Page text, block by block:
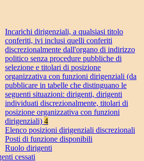
Incarichi dirigenziali, a qualsiasi titolo
conferiti, ivi inclusi quelli conferiti
discrezionalmente dall'organo di indirizzo
politico senza procedure pubbliche di
selezione e titolari di posizione
organizzativa con funzioni dirigenziali (da
pubblicare in tabelle che distinguano le
seguenti situazioni: dirigenti, dirigenti
individuati discrezionalmente, titolari di
posizione organizzativa con funzioni
dirigenziali) 4
Elenco posizioni dirigenziali discrezionali
Posti di funzione disponibili
Ruolo dirigenti
cessati